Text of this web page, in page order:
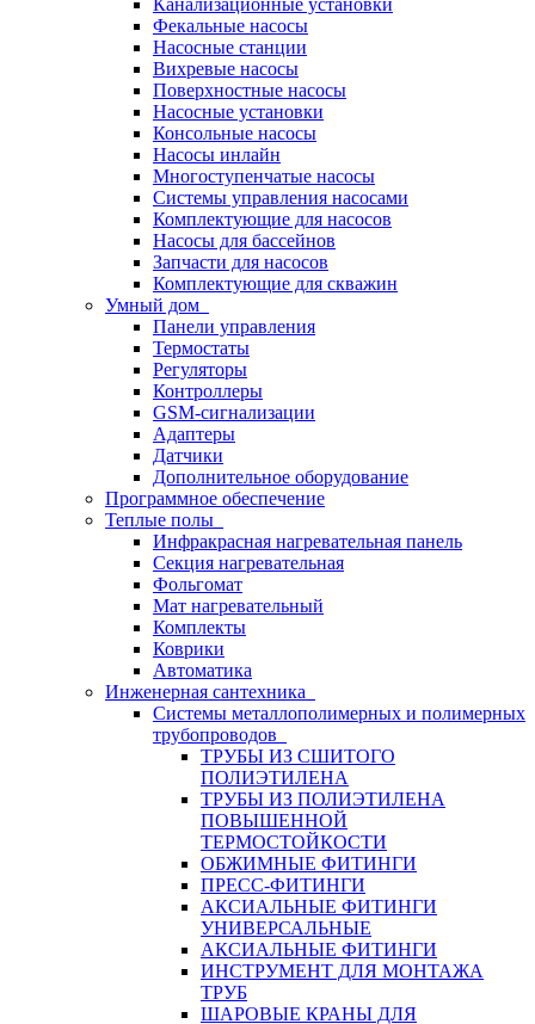
Канализационные установки
Фекальные насосы
Насосные станции
Вихревые насосы
Поверхностные насосы
Насосные установки
Консольные насосы
Насосы инлайн
Многоступенчатые насосы
Системы управления насосами
Комплектующие для насосов
Насосы для бассейнов
Запчасти для насосов
Комплектующие для скважин
Умный дом
Панели управления
Термостаты
Регуляторы
Контроллеры
GSM-сигнализации
Адаптеры
Датчики
Дополнительное оборудование
Программное обеспечение
Теплые полы
Инфракрасная нагревательная панель
Секция нагревательная
Фольгомат
Мат нагревательный
Комплекты
Коврики
Автоматика
Инженерная сантехника
Системы металлополимерных и полимерных
трубопроводов
ТРУБЫ ИЗ СШИТОГО
ПОЛИЭТИЛЕНА
ТРУБЫ ИЗ ПОЛИЭТИЛЕНА
ПОВЫШЕННОЙ
ТЕРМОСТОЙКОСТИ
ОБЖИМНЫЕ ФИТИНГИ
ПРЕСС-ФИТИНГИ
АКСИАЛЬНЫЕ ФИТИНГИ
УНИВЕРСАЛЬНЫЕ
АКСИАЛЬНЫЕ ФИТИНГИ
ИНСТРУМЕНТ ДЛЯ МОНТАЖА
ТРУБ
ШАРОВЫЕ КРАНЫ ДЛЯ